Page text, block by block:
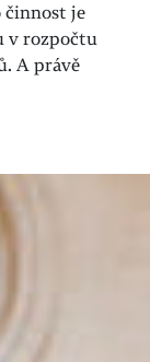
činnost je
v rozpočtu
A právě